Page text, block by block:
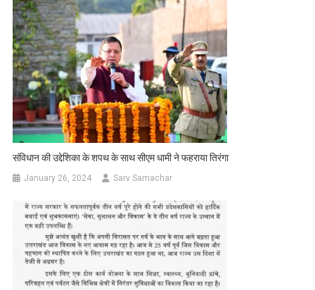
संविधान की उद्देशिका के शपथ के साथ सीएम धामी ने फहराया तिरंगा
January 26, 2024 Sarv Samachar